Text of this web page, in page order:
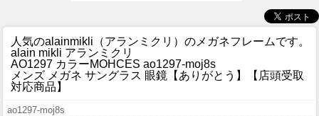
ACCESS
人気のalainmikli（アランミクリ）のメガネフレームです。
alain mikli アランミクリ
AO1297 カラーMOHCES ao1297-moj8s
メンズ メガネ サングラス 眼鏡【ありがとう】【店頭受取
対応商品】
ao1297-moj8s